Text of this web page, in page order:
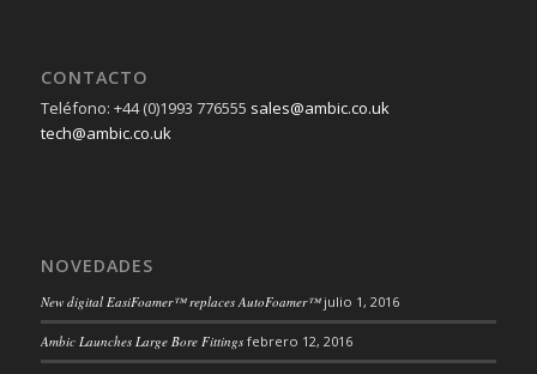
CONTACTO
Teléfono: +44 (0)1993 776555 sales@ambic.co.uk
tech@ambic.co.uk
NOVEDADES
New digital EasiFoamer™ replaces AutoFoamer™ julio 1, 2016
Ambic Launches Large Bore Fittings febrero 12, 2016